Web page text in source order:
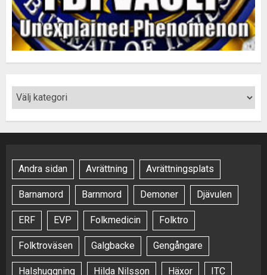
Andra sidan Avrättning Avrättningsplats
Barnamord Barnmord Demoner Djävulen
ERF EVP Folkmedicin Folktro
Folktroväsen Galgbacke Gengångare
Halshuggning Hilda Nilsson Häxor ITC